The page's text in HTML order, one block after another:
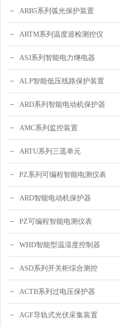
ARB5系列弧光保护装置
ARTM系列温度巡检测控仪
ASJ系列智能电力继电器
ALP智能低压线路保护装置
ARD系列智能电动机保护器
AMC系列监控装置
ARTU系列三遥单元
PZ系列可编程智能电测仪表
ARD智能电动机保护器
PZ可编程智能电测仪表
WHD智能型温湿度控制器
ASD系列开关柜综合测控
ACTB系列过电压保护器
AGF导轨式光伏采集装置